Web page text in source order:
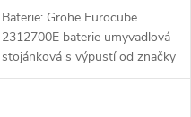
Baterie: Grohe Eurocube
2312700E baterie umyvadlová
stojánková s výpustí od značky
Grohe. Série: Eurocube. Typ